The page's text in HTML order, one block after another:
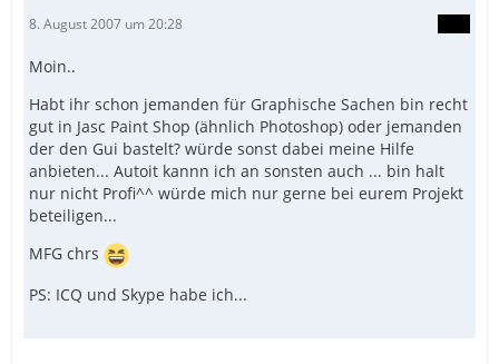
8. August 2007 um 20:28
Moin..
Habt ihr schon jemanden für Graphische Sachen bin recht
gut in Jasc Paint Shop (ähnlich Photoshop) oder jemanden
der den Gui bastelt? würde sonst dabei meine Hilfe
anbieten... Autoit kannn ich an sonsten auch ... bin halt
nur nicht Profi^^ würde mich nur gerne bei eurem Projekt
beteiligen...
MFG chrs
PS: ICQ und Skype habe ich...